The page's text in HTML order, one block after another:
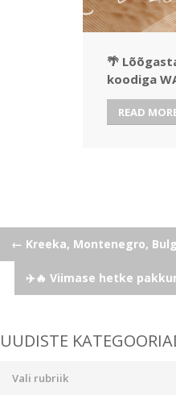
🌴
koodiga
READ
Post
navigation
← Kreeka, Montenegro,
✈️🔥 Viimase hetke
UUDISTE